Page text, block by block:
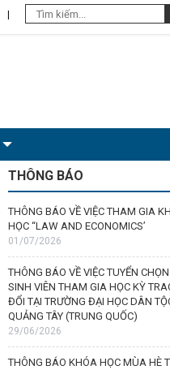
THÔNG BÁO
THÔNG BÁO VỀ VIỆC THAM GIA
HỌC “LAW AND ECONOMICS’
01/07/2026
THÔNG BÁO VỀ VIỆC TUYỂN CHỌN
SINH VIÊN THAM GIA HỌC KỲ
ĐỔI TẠI TRƯỜNG ĐẠI HỌC DÂN
QUẢNG TÂY (TRUNG QUỐC)
29/06/2026
THÔNG BÁO KHÓA HỌC MÙA HÈ